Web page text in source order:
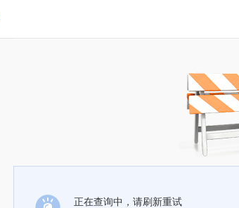
正在查询中，请刷新重试